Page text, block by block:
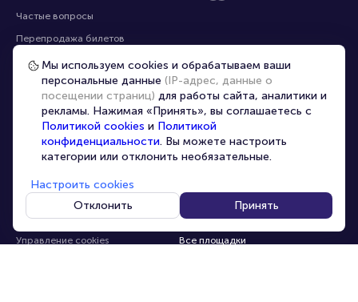
Частые вопросы
Перепродажа билетов
Организаторам
Корпоративным клиентам
Условия использования
Персональные данные
Контакты
Карта сайта
Управление cookies
8-800-500-42-62
info@portalbilet.ru
С 10:00 до 21:00,
звонок бесплатный
Все площадки
Мы используем cookies и обрабатываем ваши
персональные данные (IP-адрес, данные о
посещении страниц) для работы сайта, аналитики и
рекламы. Нажимая «Принять», вы соглашаетесь с
Политикой cookies и Политикой
конфиденциальности. Вы можете настроить
категории или отклонить необязательные.
Настроить cookies
Отклонить
Принять